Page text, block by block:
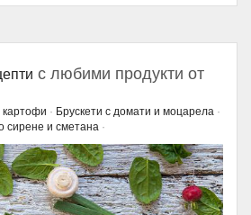
с любими продукти от
картофи · Брускети с домати и моцарела ·
сирене и сметана ·